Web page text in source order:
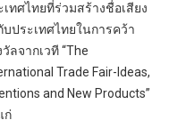
เทศไทยที่ร่วมสร้างชื่อเสียง
บประเทศไทยในการคว้า
วัลจากเวที “The
Trade Fair-Ideas,
and New Products”
ก่